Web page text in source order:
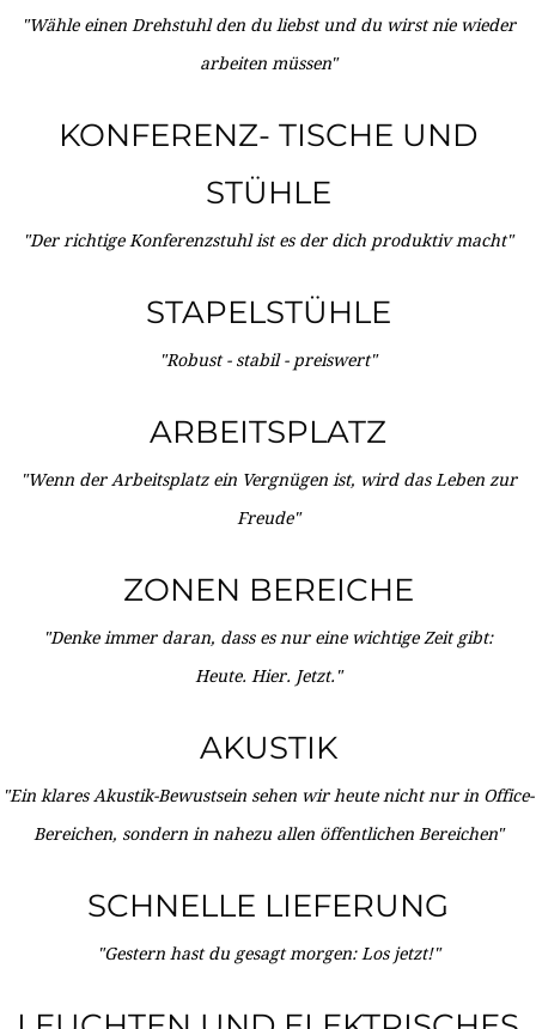
"Wähle einen Drehstuhl den du liebst und du wirst nie wieder
arbeiten müssen"
KONFERENZ- TISCHE UND
STÜHLE
"Der richtige Konferenzstuhl ist es der dich produktiv macht"
STAPELSTÜHLE
"Robust - stabil - preiswert"
ARBEITSPLATZ
"Wenn der Arbeitsplatz ein Vergnügen ist, wird das Leben zur
Freude"
ZONEN BEREICHE
"Denke immer daran, dass es nur eine wichtige Zeit gibt:
Heute. Hier. Jetzt."
AKUSTIK
"Ein klares Akustik-Bewustsein sehen wir heute nicht nur in Office-
Bereichen, sondern in nahezu allen öffentlichen Bereichen"
SCHNELLE LIEFERUNG
"Gestern hast du gesagt morgen: Los jetzt!"